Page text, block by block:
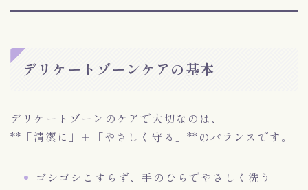
デリケートゾーンケアの基本
デリケートゾーンのケアで大切なのは、
**「清潔に」＋「やさしく守る」**のバランスです。
ゴシゴシこすらず、手のひらでやさしく洗う